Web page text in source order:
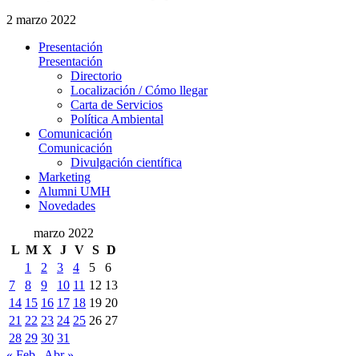
2 marzo 2022
Presentación
Presentación
Directorio
Localización / Cómo llegar
Carta de Servicios
Política Ambiental
Comunicación
Comunicación
Divulgación científica
Marketing
Alumni UMH
Novedades
marzo 2022
L M X J V S D
1
2 3 4 5
6
7
8 9 10 11 12 13
14 15 16 17 18 19 20
21 22 23 24 25 26 27
28 29 30 31